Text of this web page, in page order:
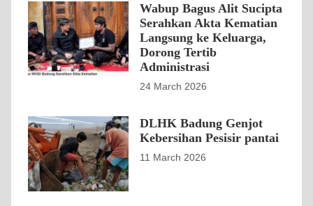
Wabup Bagus Alit Sucipta
Serahkan Akta Kematian
Langsung ke Keluarga,
Dorong Tertib
Administrasi
24 March 2026
DLHK Badung Genjot
Kebersihan Pesisir pantai
11 March 2026